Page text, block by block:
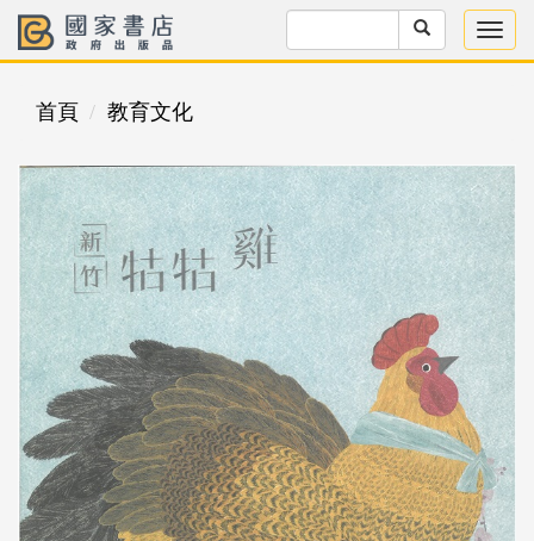
首頁 教育文化